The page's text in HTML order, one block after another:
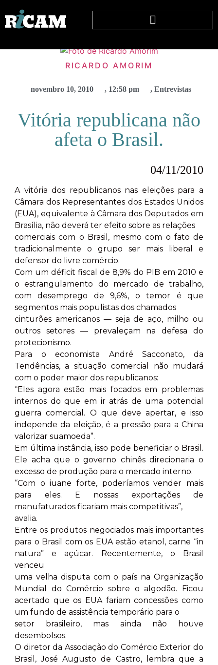
RICARDO AMORIM
novembro 10, 2010 , 12:58 pm , Entrevistas
Vitória republicana não
afeta o Brasil.
04/11/2010
A vitória dos republicanos nas eleições para a
Câmara dos Representantes dos Estados Unidos
(EUA), equivalente à Câmara dos Deputados em
Brasília, não deverá ter efeito sobre as relações
comerciais com o Brasil, mesmo com o fato de
tradicionalmente o grupo ser mais liberal e
defensor do livre comércio.
Com um déficit fiscal de 8,9% do PIB em 2010 e
o estrangulamento do mercado de trabalho,
com desemprego de 9,6%, o temor é que
segmentos mais populistas dos chamados
cinturões americanos — seja de aço, milho ou
outros setores — prevaleçam na defesa do
protecionismo.
Para o economista André Sacconato, da
Tendências, a situação comercial não mudará
com o poder maior dos republicanos:
“Eles agora estão mais focados em problemas
internos do que em ir atrás de uma potencial
guerra comercial. O que deve apertar, e isso
independe da eleição, é a pressão para a China
valorizar suamoeda”.
Em última instância, isso pode beneficiar o Brasil.
Ele acha que o governo chinês direcionaria o
excesso de produção para o mercado interno.
“Com o iuane forte, poderíamos vender mais
para eles. E nossas exportações de
manufaturados ficariam mais competitivas”,
avalia.
Entre os produtos negociados mais importantes
para o Brasil com os EUA estão etanol, carne “in
natura” e açúcar. Recentemente, o Brasil
venceu
uma velha disputa com o país na Organização
Mundial do Comércio sobre o algodão. Ficou
acertado que os EUA fariam concessões como
um fundo de assistência temporário para o
setor brasileiro, mas ainda não houve
desembolsos.
O diretor da Associação do Comércio Exterior do
Brasil, José Augusto de Castro, lembra que a